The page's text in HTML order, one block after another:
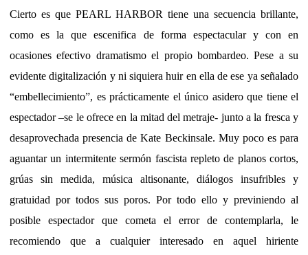
Cierto es que PEARL HARBOR tiene una secuencia brillante,
como es la que escenifica de forma espectacular y con en
ocasiones efectivo dramatismo el propio bombardeo. Pese a su
evidente digitalización y ni siquiera huir en ella de ese ya señalado
“embellecimiento”, es prácticamente el único asidero que tiene el
espectador –se le ofrece en la mitad del metraje- junto a la fresca y
desaprovechada presencia de Kate Beckinsale. Muy poco es para
aguantar un intermitente sermón fascista repleto de planos cortos,
grúas sin medida, música altisonante, diálogos insufribles y
gratuidad por todos sus poros. Por todo ello y previniendo al
posible espectador que cometa el error de contemplarla, le
recomiendo que a cualquier interesado en aquel hiriente